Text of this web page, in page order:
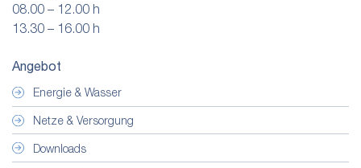
08.00 – 12.00 h
13.30 – 16.00 h
Angebot
Energie & Wasser
Netze & Versorgung
Downloads